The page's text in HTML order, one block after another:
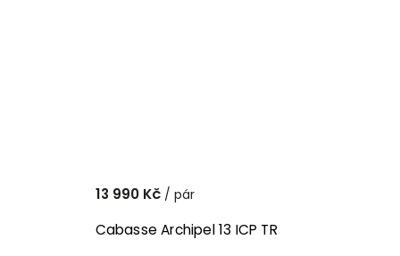
Cabasse Archipel 13 ICP TR
13 990 Kč / pár